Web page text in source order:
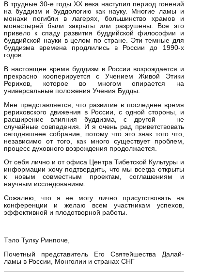
В трудные 30-е годы ХХ века наступил период гонений
на буддизм и буддологию как науку. Многие ламы и
монахи погибли в лагерях, большинство храмов и
монастырей были закрыты или разрушены. Все это
привело к спаду развития буддийской философии и
буддийской науки в целом по стране. Эти темные для
буддизма времена продлились в России до 1990-х
годов.
В настоящее время буддизм в России возрождается и
прекрасно кооперируется с Учением Живой Этики
Рерихов, которое во многом опирается на
универсальные положения Учения Будды.
Мне представляется, что развитие в последнее время
рериховского движения в России, с одной стороны, и
расширение влияния буддизма, с другой — не
случайные совпадения. И я очень рад приветствовать
сегодняшнее собрание, потому что это знак того что,
независимо от того, как много существует проблем,
процесс духовного возрождения продолжается.
От себя лично и от офиса Центра Тибетской Культуры и
информации хочу подтвердить, что мы всегда открыты
к новым совместным проектам, соглашениям и
научным исследованиям.
Сожалею, что я не могу лично присутствовать на
конференции и желаю всем участникам успехов,
эффективной и плодотворной работы.
Тэло Тулку Ринпоче,
Почетный представитель Его Святейшества Далай-
ламы в России, Монголии и странах СНГ